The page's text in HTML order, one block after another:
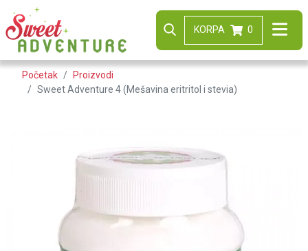
KORPA 0
Početak
Proizvodi
Sweet Adventure 4 (Mešavina eritritol i stevia)